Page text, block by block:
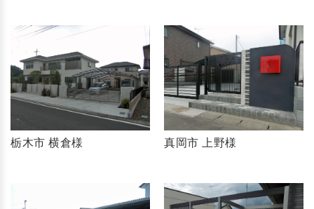
栃木市 横倉様 真岡市 上野様